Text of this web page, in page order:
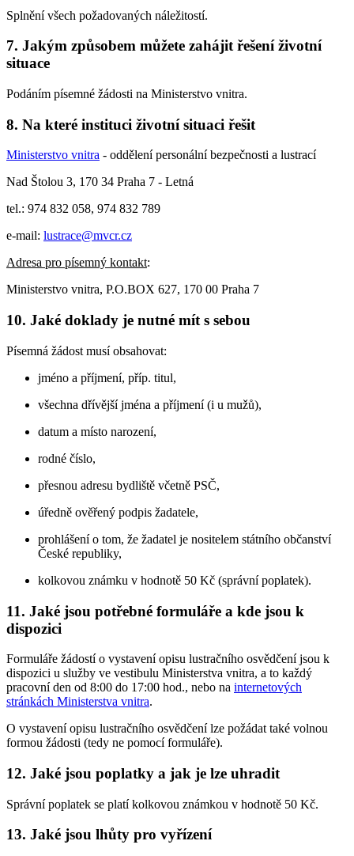
Splnění všech požadovaných náležitostí.
7. Jakým způsobem můžete zahájit řešení životní
situace
Podáním písemné žádosti na Ministerstvo vnitra.
8. Na které instituci životní situaci řešit
Ministerstvo vnitra - oddělení personální bezpečnosti a lustrací
Nad Štolou 3, 170 34 Praha 7 - Letná
tel.: 974 832 058, 974 832 789
e-mail: lustrace@mvcr.cz
Adresa pro písemný kontakt:
Ministerstvo vnitra, P.O.BOX 627, 170 00 Praha 7
10. Jaké doklady je nutné mít s sebou
Písemná žádost musí obsahovat:
jméno a příjmení, příp. titul,
všechna dřívější jména a příjmení (i u mužů),
datum a místo narození,
rodné číslo,
přesnou adresu bydliště včetně PSČ,
úředně ověřený podpis žadatele,
prohlášení o tom, že žadatel je nositelem státního občanství
České republiky,
kolkovou známku v hodnotě 50 Kč (správní poplatek).
11. Jaké jsou potřebné formuláře a kde jsou k
dispozici
Formuláře žádostí o vystavení opisu lustračního osvědčení jsou k
dispozici u služby ve vestibulu Ministerstva vnitra, a to každý
pracovní den od 8:00 do 17:00 hod., nebo na internetových
stránkách Ministerstva vnitra.
O vystavení opisu lustračního osvědčení lze požádat také volnou
formou žádosti (tedy ne pomocí formuláře).
12. Jaké jsou poplatky a jak je lze uhradit
Správní poplatek se platí kolkovou známkou v hodnotě 50 Kč.
13. Jaké jsou lhůty pro vyřízení